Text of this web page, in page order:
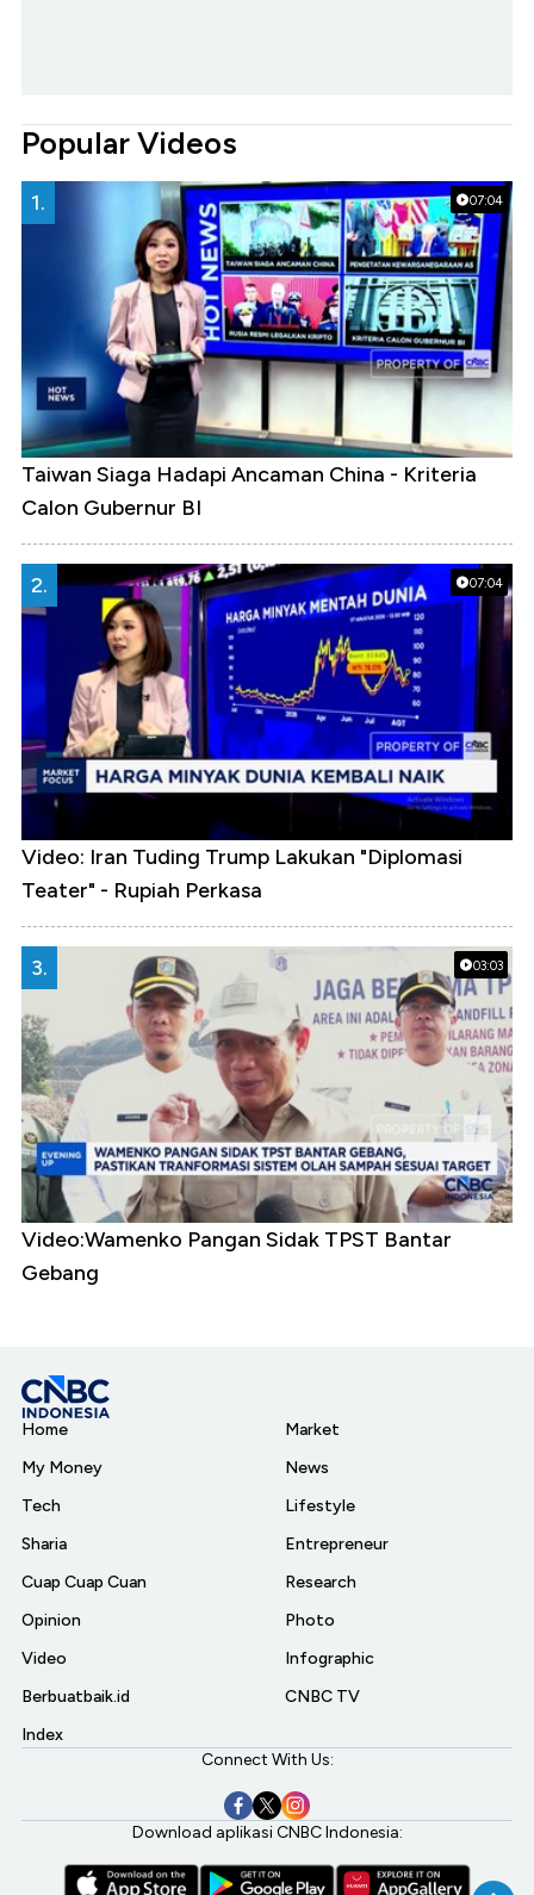
Popular Videos
07:04
1.
Taiwan Siaga Hadapi Ancaman China - Kriteria
Calon Gubernur BI
07:04
2.
Video: Iran Tuding Trump Lakukan "Diplomasi
Teater" - Rupiah Perkasa
03:03
3.
Video:Wamenko Pangan Sidak TPST Bantar
Gebang
Home
My Money
Tech
Sharia
Cuap Cuap Cuan
Opinion
Video
Berbuatbaik.id
Index
Market
News
Lifestyle
Entrepreneur
Research
Photo
Infographic
CNBC TV
Connect With Us:
Download aplikasi CNBC Indonesia: